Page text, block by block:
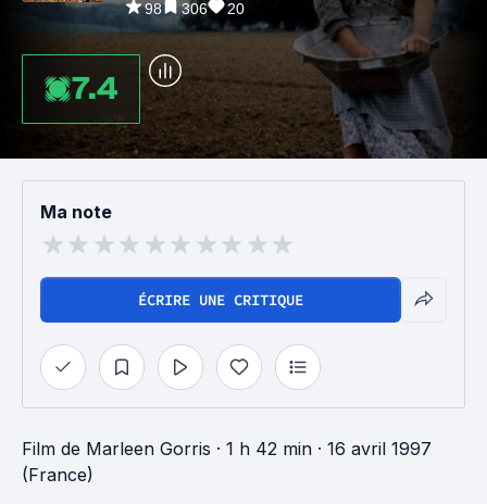
98 306 20
7.4
Ma note
ÉCRIRE UNE CRITIQUE
Film de Marleen Gorris · 1 h 42 min · 16 avril 1997
(France)